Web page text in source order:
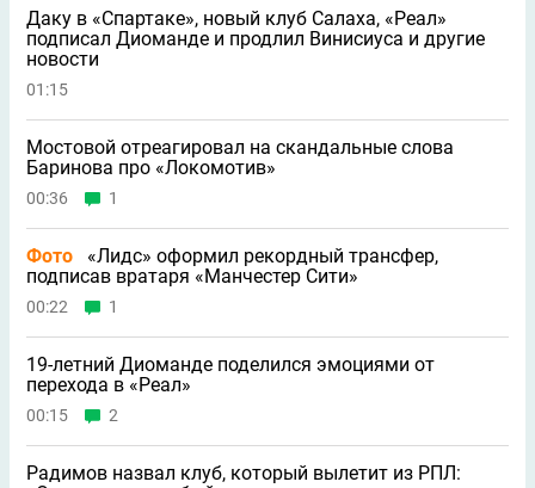
Даку в «Спартаке», новый клуб Салаха, «Реал»
подписал Диоманде и продлил Винисиуса и другие
новости
01:15
Мостовой отреагировал на скандальные слова
Баринова про «Локомотив»
00:36 1
Фото
«Лидс» оформил рекордный трансфер,
подписав вратаря «Манчестер Сити»
00:22 1
19-летний Диоманде поделился эмоциями от
перехода в «Реал»
00:15 2
Радимов назвал клуб, который вылетит из РПЛ: